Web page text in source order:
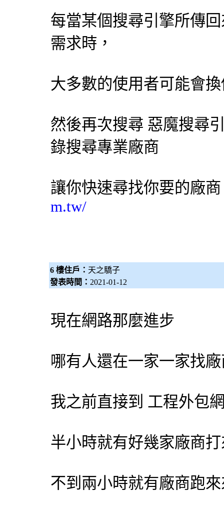
每當某個搜尋引擎所傳
需求時，
大多數的使用者可能會
然後再次搜尋 惡魔搜尋
錄搜尋專業廠商
讓你快速尋找你要的廠
m.tw/
6 樓住戶： 天之驕子
發表時間： 2021-01-12
現在網路那麼進步
哪有人還在一家一家找
我之前直接到 工程外包
半小時就有好幾家廠商
不到兩小時就有廠商跑